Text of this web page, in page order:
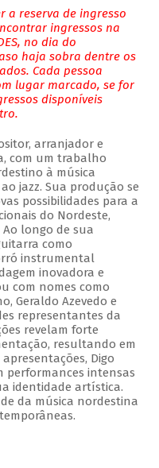
a reserva de ingresso
ingressos na
no dia do
haja sobra dentre os
Cada pessoa
lugar marcado, se for
disponíveis
arranjador e
com um trabalho
à música
jazz. Sua produção se
possibilidades para a
do Nordeste,
longo de sua
como
instrumental
inovadora e
com nomes como
Geraldo Azevedo e
representantes da
revelam forte
resultando em
Digo
performances intensas
identidade artística.
da música nordestina